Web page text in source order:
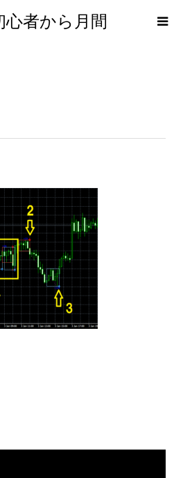
心者から月間
るための手法